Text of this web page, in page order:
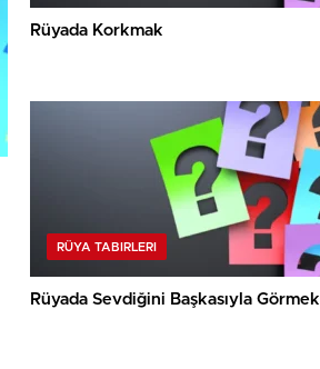
Rüyada Korkmak
RÜYA TABIRLERI
Rüyada Sevdiğini Başkasıyla Görmek